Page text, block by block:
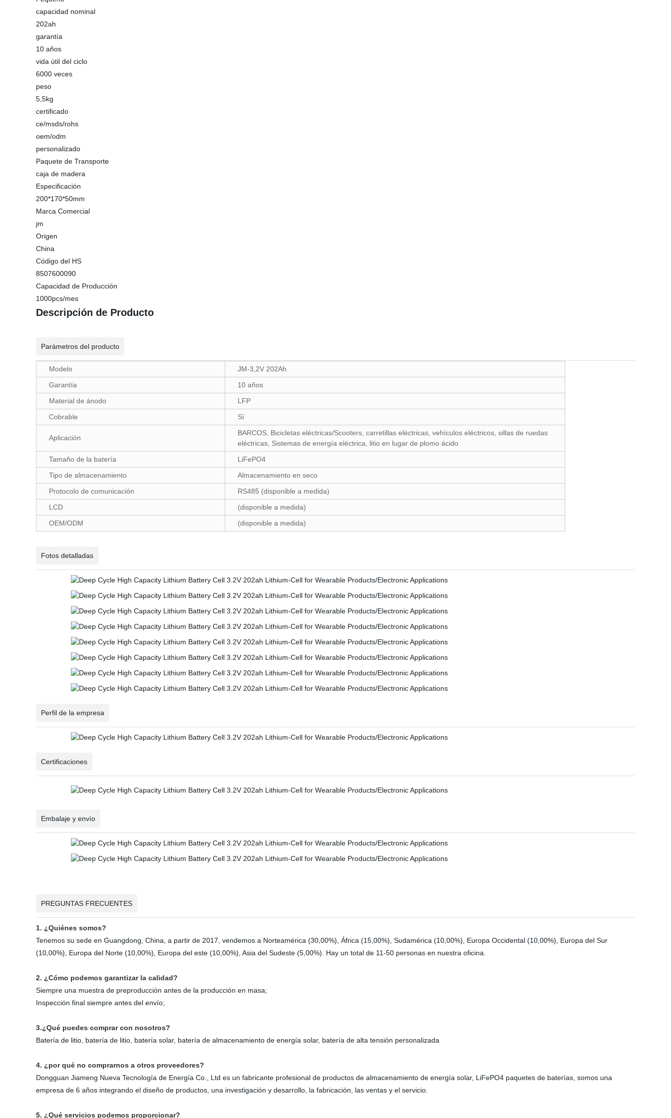
capacidad nominal
202ah
garantía
10 años
vida útil del ciclo
6000 veces
peso
5,5kg
certificado
ce/msds/rohs
oem/odm
personalizado
Paquete de Transporte
caja de madera
Especificación
200*170*50mm
Marca Comercial
jm
Origen
China
Código del HS
8507600090
Capacidad de Producción
1000pcs/mes
Descripción de Producto
Parámetros del producto
Modelo
JM-3,2V 202Ah
Garantía
10 años
Material de ánodo
LFP
Cobrable
Sí
Aplicación
BARCOS, Bicicletas eléctricas/Scooters, carretillas eléctricas, vehículos eléctricos, sillas de ruedas
eléctricas, Sistemas de energía eléctrica, litio en lugar de plomo ácido
Tamaño de la batería
LiFePO4
Tipo de almacenamiento
Almacenamiento en seco
Protocolo de comunicación
RS485 (disponible a medida)
LCD
(disponible a medida)
OEM/ODM
(disponible a medida)
Fotos detalladas
Perfil de la empresa
Certificaciones
Embalaje y envío
PREGUNTAS FRECUENTES
1. ¿Quiénes somos?
Tenemos su sede en Guangdong, China, a partir de 2017, vendemos a Norteamérica (30,00%), África (15,00%), Sudamérica (10,00%), Europa Occidental (10,00%), Europa del Sur
(10,00%), Europa del Norte (10,00%), Europa del este (10,00%), Asia del Sudeste (5,00%). Hay un total de 11-50 personas en nuestra oficina.
2. ¿Cómo podemos garantizar la calidad?
Siempre una muestra de preproducción antes de la producción en masa;
Inspección final siempre antes del envío;
3.¿Qué puedes comprar con nosotros?
Batería de litio, batería de litio, batería solar, batería de almacenamiento de energía solar, batería de alta tensión personalizada
4. ¿por qué no comprarnos a otros proveedores?
Dongguan Jiameng Nueva Tecnología de Energía Co., Ltd es un fabricante profesional de productos de almacenamiento de energía solar, LiFePO4 paquetes de baterías, somos una
empresa de 6 años integrando el diseño de productos, una investigación y desarrollo, la fabricación, las ventas y el servicio.
5. ¿Qué servicios podemos proporcionar?